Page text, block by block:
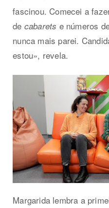
fascinou. Comecei a
de cabarets e números
nunca mais parei.
estou», revela.
Margarida lembra a